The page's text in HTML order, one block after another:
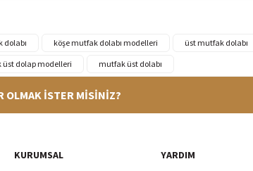
dolabı köşe mutfak dolabı modelleri üst mutfak dolabı
üst dolap modelleri mutfak üst dolabı
verilir
256Bit SSl sertifikası ve 3D ödeme ile bilgileriniz
OLMAK İSTER MİSİNİZ?
KURUMSAL YARDIM